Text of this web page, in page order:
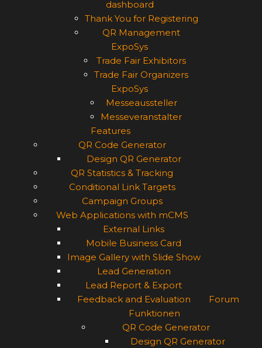
dashboard
Thank You for Registering
QR Management
ExpoSys
Trade Fair Exhibitors
Trade Fair Organizers
ExpoSys
Messeaussteller
Messeveranstalter
Features
QR Code Generator
Design QR Generator
QR Statistics & Tracking
Conditional Link Targets
Campaign Groups
Web Applications with mCMS
External Links
Mobile Business Card
Image Gallery with Slide Show
Lead Generation
Lead Report & Export
Feedback and Evaluation
Forum
Funktionen
QR Code Generator
Design QR Generator